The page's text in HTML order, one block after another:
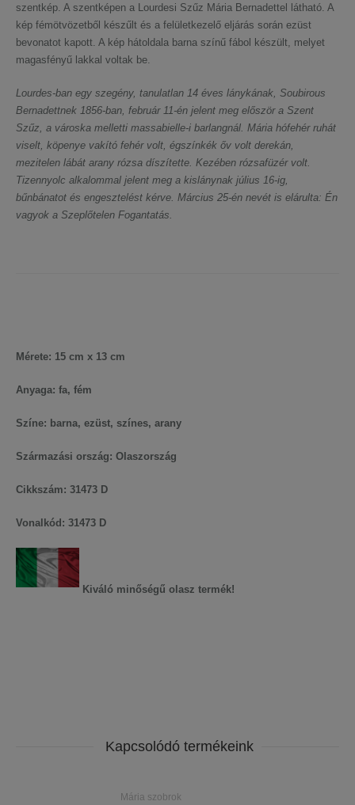
szentkép. A szentképen a Lourdesi Szűz Mária Bernadettel látható. A
kép fémötvözetből készűlt és a felületkezelő eljárás során ezüst
bevonatot kapott. A kép hátoldala barna színű fábol készült, melyet
magasfényű lakkal voltak be.
Lourdes-ban egy szegény, tanulatlan 14 éves lánykának, Soubirous
Bernadettnek 1856-ban, február 11-én jelent meg először a Szent
Szűz, a városka melletti massabielle-i barlangnál. Mária hófehér ruhát
viselt, köpenye vakító fehér volt, égszínkék őv volt derekán,
mezitelen lábát arany rózsa díszítette. Kezében rózsafüzér volt.
Tizennyolc alkalommal jelent meg a kislánynak július 16-ig,
bűnbánatot és engesztelést kérve. Március 25-én nevét is elárulta: Én
vagyok a Szeplőtelen Fogantatás.
Mérete: 15 cm x 13 cm
Anyaga: fa, fém
Színe: barna, ezüst, színes, arany
Származási ország: Olaszország
Cikkszám: 31473 D
Vonalkód: 31473 D
Kiváló minőségű olasz termék!
Kapcsolódó termékeink
Mária szobrok